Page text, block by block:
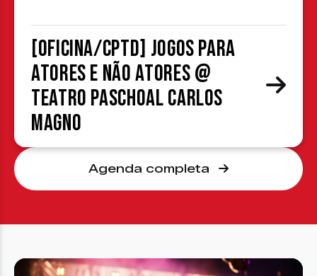
[OFICINA/CPTD] Jogos para
atores e não atores @
Teatro Paschoal Carlos
Magno
Agenda completa